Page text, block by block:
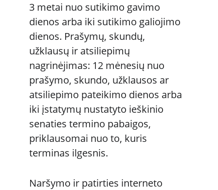
3 metai nuo sutikimo gavimo
dienos arba iki sutikimo galiojimo
dienos. Prašymų, skundų,
užklausų ir atsiliepimų
nagrinėjimas: 12 mėnesių nuo
prašymo, skundo, užklausos ar
atsiliepimo pateikimo dienos arba
iki įstatymų nustatyto ieškinio
senaties termino pabaigos,
priklausomai nuo to, kuris
terminas ilgesnis.
Naršymo ir patirties interneto